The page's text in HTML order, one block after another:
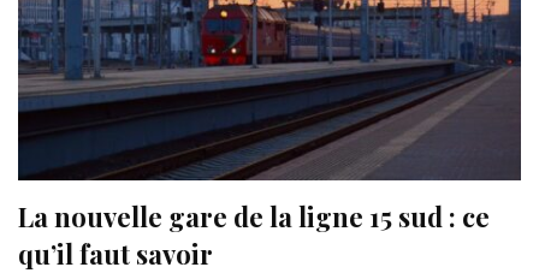
La nouvelle gare de la ligne 15 sud : ce
qu’il faut savoir